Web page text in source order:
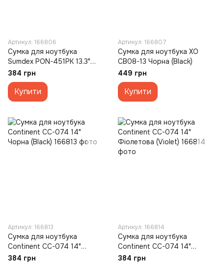
Артикул: 166806
Сумка для ноутбука
Sumdex PON-451PK 13.3"
Рожева (Pink)
384 грн
Купити
Артикул: 166807
Сумка для ноутбука XO
CB08-13 Чорна (Black)
449 грн
Купити
Артикул: 166813
Сумка для ноутбука
Continent CC-074 14"
Чорна (Black)
384 грн
Артикул: 166814
Сумка для ноутбука
Continent CC-074 14"
Фіолетова (Violet)
384 грн